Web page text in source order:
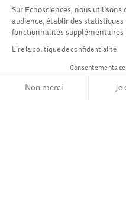
Sur Echosciences, nous
audience, établir des
fonctionnalités
Lire la politique de confidentialité
Consentements
Non merci